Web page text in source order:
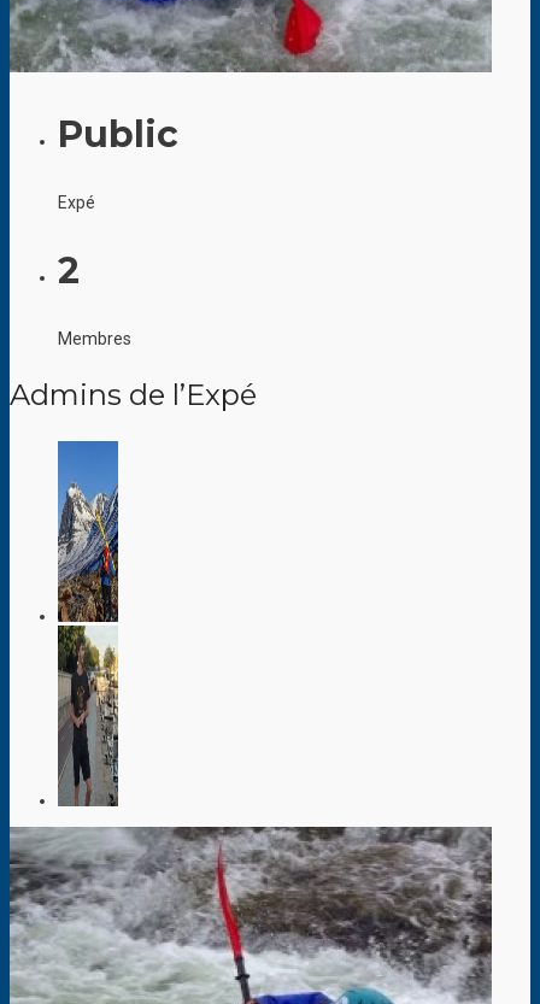
Public
Expé
2
Membres
Admins de l’Expé